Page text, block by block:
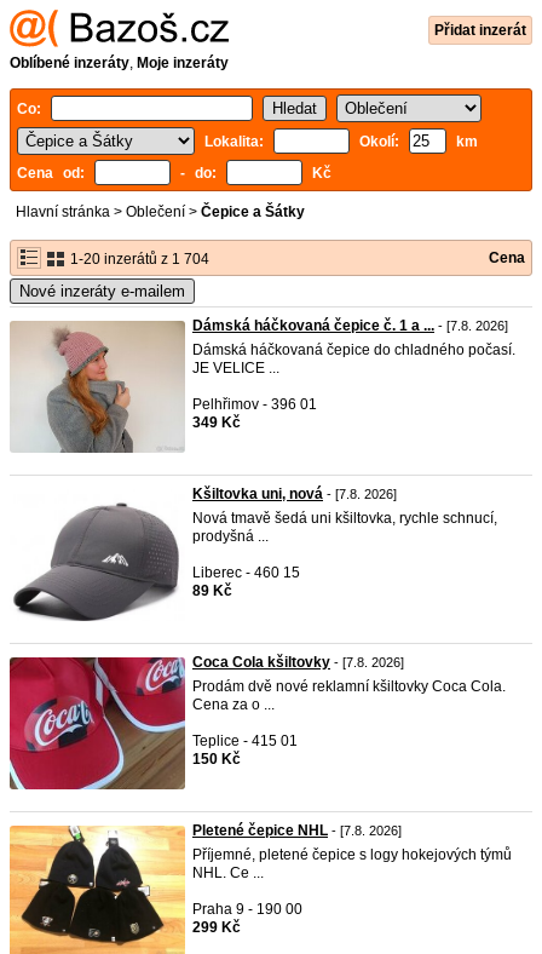
Přidat inzerát
Oblíbené inzeráty, Moje inzeráty
Co:
Lokalita:
Okolí:
km
Cena od:
- do: Kč
Hlavní stránka > Oblečení > Čepice a Šátky
1-20 inzerátů z 1 704 Cena
Nové inzeráty e-mailem
Dámská háčkovaná čepice č. 1 a ... - [7.8. 2026]
Dámská háčkovaná čepice do chladného počasí.
JE VELICE ...
Pelhřimov - 396 01
349 Kč
Kšiltovka uni, nová - [7.8. 2026]
Nová tmavě šedá uni kšiltovka, rychle schnucí,
prodyšná ...
Liberec - 460 15
89 Kč
Coca Cola kšiltovky - [7.8. 2026]
Prodám dvě nové reklamní kšiltovky Coca Cola.
Cena za o ...
Teplice - 415 01
150 Kč
Pletené čepice NHL - [7.8. 2026]
Příjemné, pletené čepice s logy hokejových týmů
NHL. Ce ...
Praha 9 - 190 00
299 Kč